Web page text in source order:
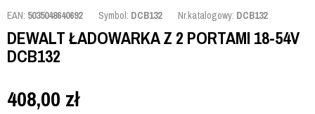
EAN: 5035048640692 Symbol: DCB132 Nr.katalogowy: DCB132
DEWALT ŁADOWARKA Z 2 PORTAMI 18-54V
DCB132
408,00 zł